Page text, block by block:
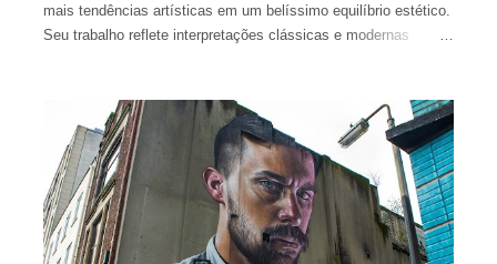
mais tendências artísticas em um belíssimo equilíbrio estético.
Seu trabalho reflete interpretações clássicas e modernas
excelente, ele infunde uma harmonia entre o natural e o
conceitual para criar obras que são provocantes e dramáticas.
Santos estudou no Miami Dade College, onde obteve o diploma
em 2003. Depois, frequentou a New World School of the Arts e,
pouco antes de se formar como Bacharel em Belas Artes,
abandonou o curso para estudar no exterior e ampliar sua
compreensão da arte. Em 2006, ele concluiu a Angel Academy